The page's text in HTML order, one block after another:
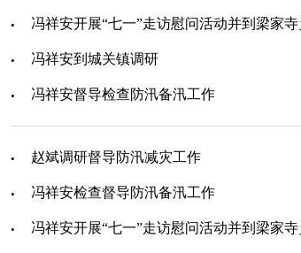
冯祥安开展“七一”走访慰问活动并到梁家
冯祥安到城关镇调研
冯祥安督导检查防汛备汛工作
赵斌调研督导防汛减灾工作
冯祥安检查督导防汛备汛工作
冯祥安开展“七一”走访慰问活动并到梁家